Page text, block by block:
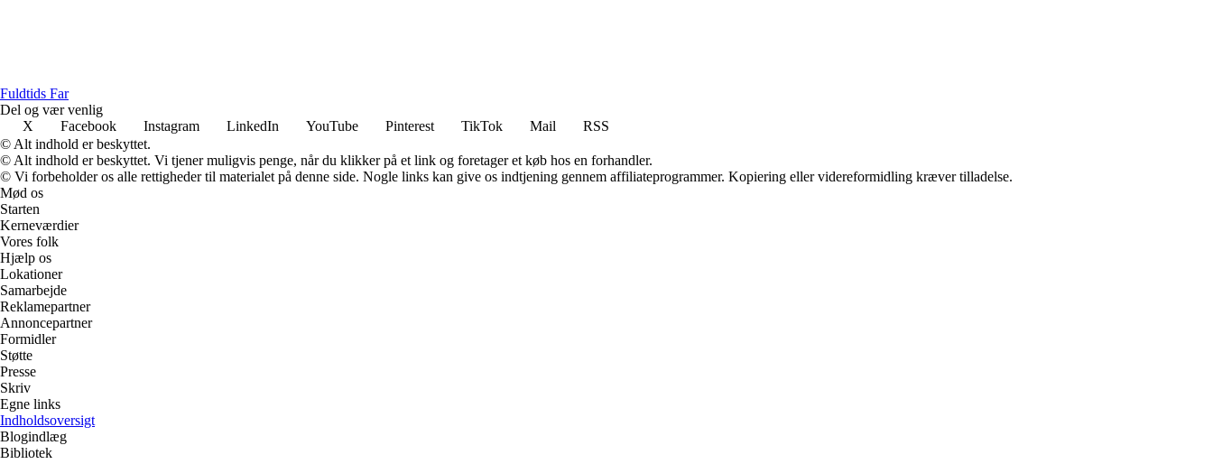
Fuldtids Far
Del og vær venlig
X
Facebook Instagram LinkedIn YouTube Pinterest TikTok Mail
RSS
© Alt indhold er beskyttet.
© Alt indhold er beskyttet. Vi tjener muligvis penge, når du klikker på et link og foretager et køb hos en forhandler.
© Vi forbeholder os alle rettigheder til materialet på denne side. Nogle links kan give os indtjening gennem affiliateprogrammer. Kopiering eller videreformidling kræver tilladelse.
Mød os
Starten
Kerneværdier
Vores folk
Hjælp os
Lokationer
Samarbejde
Reklamepartner
Annoncepartner
Formidler
Støtte
Presse
Skriv
Egne links
Indholdsoversigt
Blogindlæg
Bibliotek